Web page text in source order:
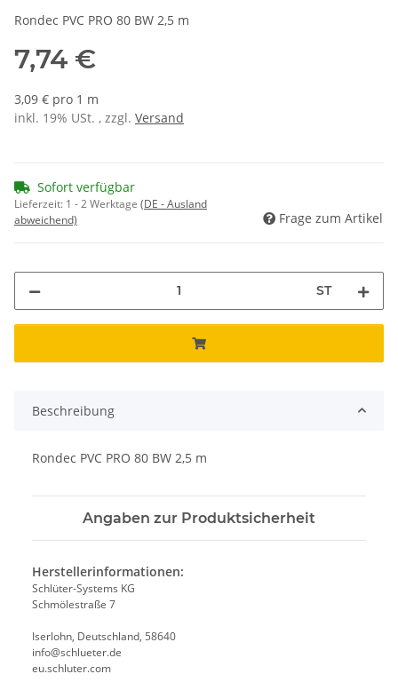
Rondec PVC PRO 80 BW 2,5 m
7,74 €
3,09 € pro 1 m
inkl. 19% USt. , zzgl. Versand
Sofort verfügbar
Lieferzeit: 1 - 2 Werktage (DE - Ausland
abweichend)
Frage zum Artikel
ST
Beschreibung
Rondec PVC PRO 80 BW 2,5 m
Angaben zur Produktsicherheit
Herstellerinformationen:
Schlüter-Systems KG
Schmölestraße 7
Iserlohn, Deutschland, 58640
info@schlueter.de
eu.schluter.com